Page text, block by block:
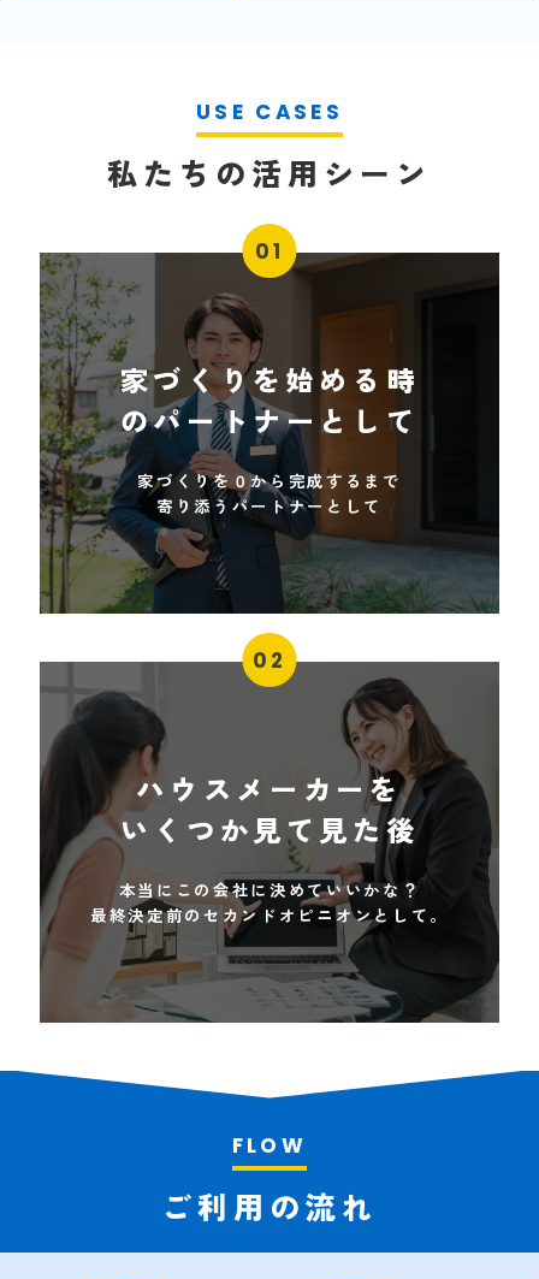
私たちの活用シーン
01
家づくりを始める時
のパートナーとして
家づくりを０から完成するまで
寄り添うパートナーとして
02
ハウスメーカーを
いくつか見て見た後
本当にこの会社に決めていいかな？
最終決定前のセカンドオピニオンとして。
ご利用の流れ